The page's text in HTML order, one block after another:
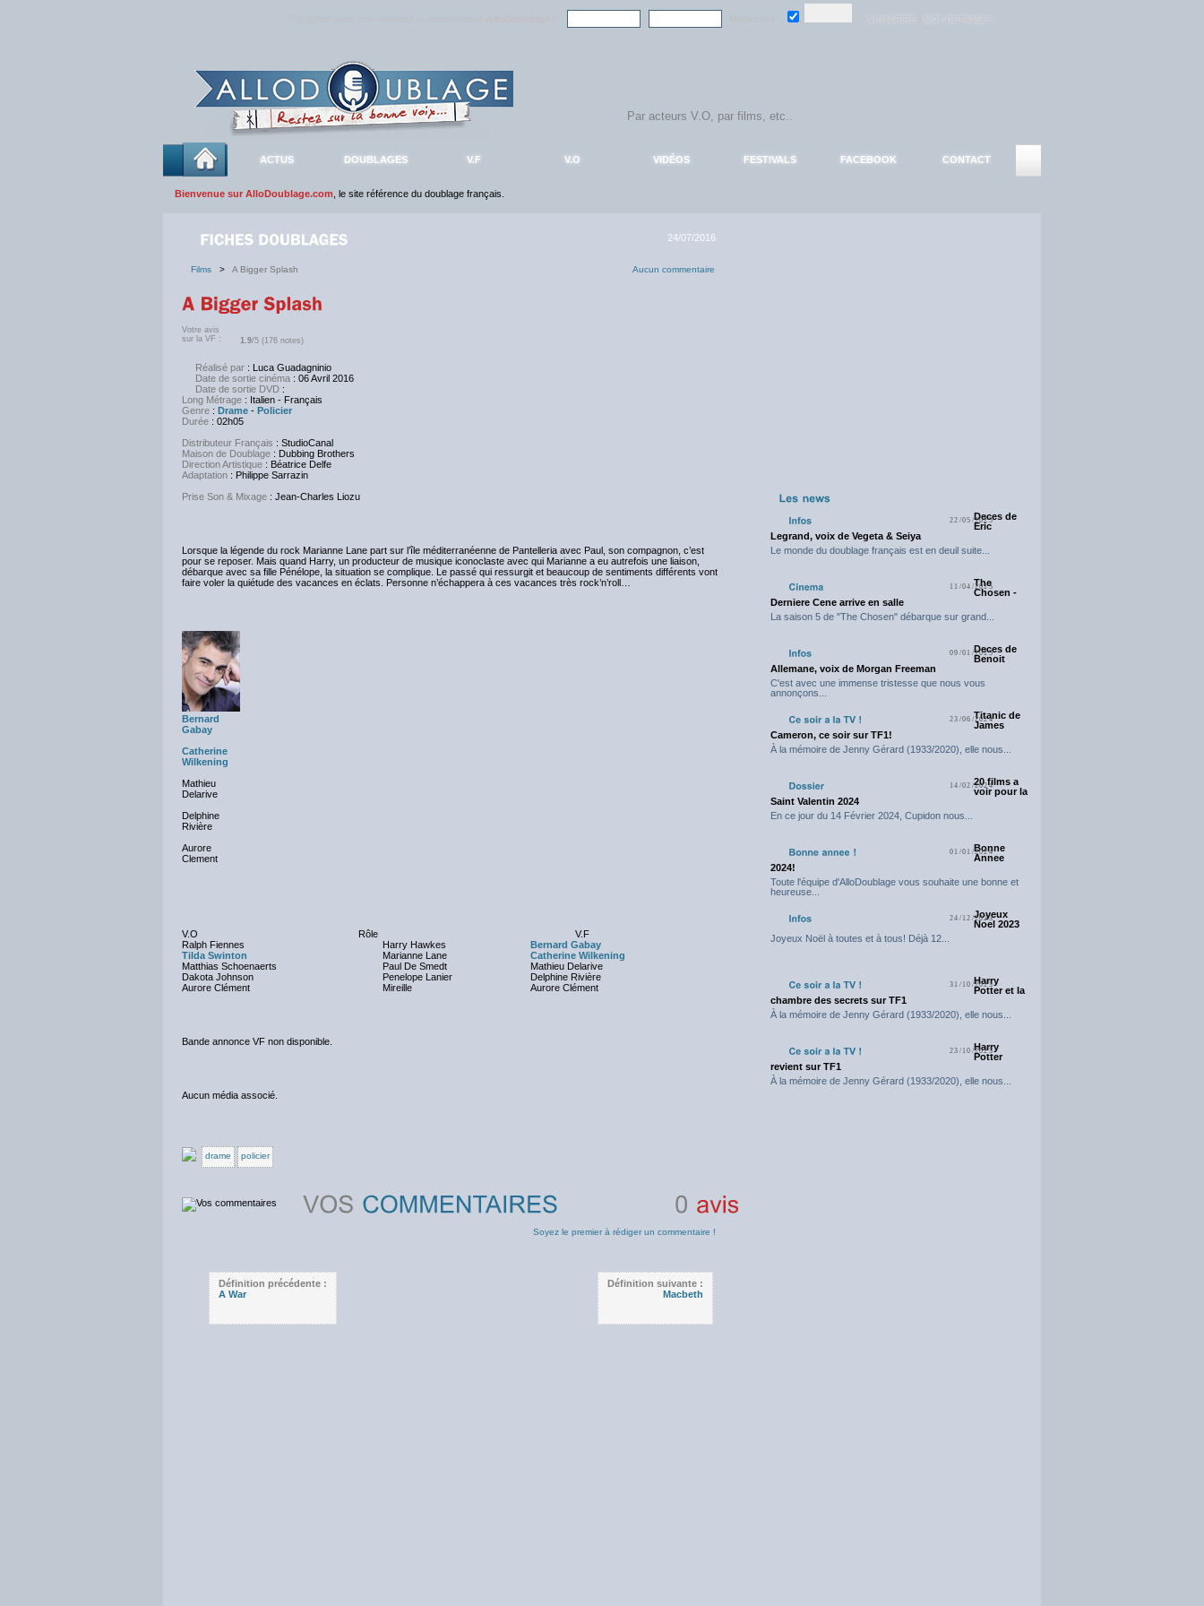
ACTUS DOUBLAGES V.F V.O VIDÉOS FESTIVALS FACEBOOK CONTACT
Bienvenue sur AlloDoublage.com , le site référence du doublage français.
24/07/2016
Films > A Bigger Splash Aucun commentaire
Votre avis
sur la VF :
1.9/5 (176 notes)
Réalisé par : Luca Guadagninio
Date de sortie cinéma : 06 Avril 2016
Date de sortie DVD :
Long Métrage : Italien - Français
Genre : Drame - Policier
Durée : 02h05
Distributeur Français : StudioCanal
Maison de Doublage : Dubbing Brothers
Direction Artistique : Béatrice Delfe
Adaptation : Philippe Sarrazin
Prise Son & Mixage : Jean-Charles Liozu
Lorsque la légende du rock Marianne Lane part sur l’île méditerranéenne de Pantelleria avec Paul, son compagnon, c’est
pour se reposer. Mais quand Harry, un producteur de musique iconoclaste avec qui Marianne a eu autrefois une liaison,
débarque avec sa fille Pénélope, la situation se complique. Le passé qui ressurgit et beaucoup de sentiments différents vont
faire voler la quiétude des vacances en éclats. Personne n’échappera à ces vacances très rock’n’roll…
Bernard
Gabay
Catherine
Wilkening
Mathieu
Delarive
Delphine
Rivière
Aurore
Clement
V.O Rôle
V.F
Ralph Fiennes
Harry Hawkes
Bernard Gabay
Tilda Swinton
Marianne Lane
Catherine Wilkening
Matthias Schoenaerts
Paul De Smedt
Mathieu Delarive
Dakota Johnson
Penelope Lanier
Delphine Rivière
Aurore Clément
Mireille Aurore Clément
Bande annonce VF non disponible.
Aucun média associé.
drame policier
Soyez le premier à rédiger un commentaire !
Définition précédente :
A War
Définition suivante :
Macbeth
22/05/2025Deces de
Eric
Legrand, voix de Vegeta & Seiya
Le monde du doublage français est en deuil suite...
11/04/2025
The
Chosen -
Derniere Cene arrive en salle
La saison 5 de "The Chosen" débarque sur grand...
09/01/2025Deces de
Benoit
Allemane, voix de Morgan Freeman
C'est avec une immense tristesse que nous vous
annonçons...
23/06/2024Titanic de
James
Cameron, ce soir sur TF1!
À la mémoire de Jenny Gérard (1933/2020), elle nous...
14/02/202420 films a
voir pour la
Saint Valentin 2024
En ce jour du 14 Février 2024, Cupidon nous...
01/01/2024
Bonne
Annee
2024!
Toute l'équipe d'AlloDoublage vous souhaite une bonne et
heureuse...
24/12/2023
Joyeux
Noel 2023
Joyeux Noël à toutes et à tous! Déjà 12...
31/10/2023
Harry
Potter et la
chambre des secrets sur TF1
À la mémoire de Jenny Gérard (1933/2020), elle nous...
23/10/2023
Harry
Potter
revient sur TF1
À la mémoire de Jenny Gérard (1933/2020), elle nous...